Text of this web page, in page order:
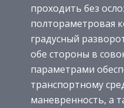
проходить без
полтораметровая
градусный
обе стороны в
параметрами
транспортному
маневренность, а